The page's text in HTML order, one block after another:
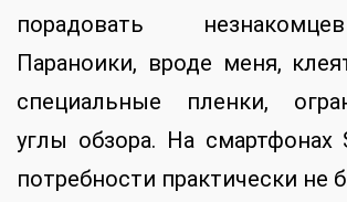
порадовать
Параноики, вроде меня,
специальные пленки,
углы обзора. На смартфонах
потребности практически не